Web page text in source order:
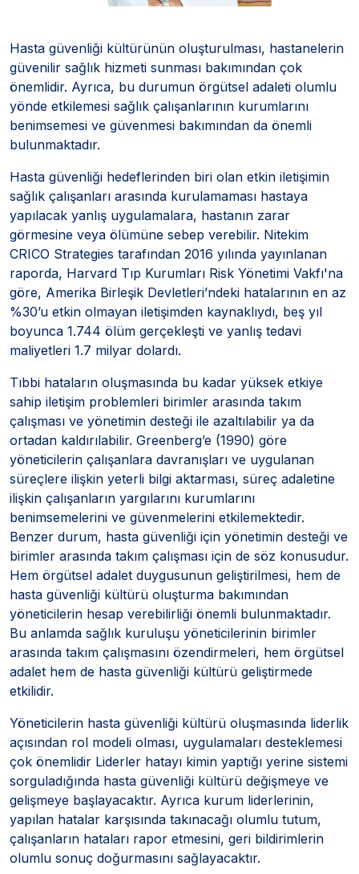
Hasta güvenliği kültürünün oluşturulması, hastanelerin
güvenilir sağlık hizmeti sunması bakımından çok
önemlidir. Ayrıca, bu durumun örgütsel adaleti olumlu
yönde etkilemesi sağlık çalışanlarının kurumlarını
benimsemesi ve güvenmesi bakımından da önemli
bulunmaktadır.
Hasta güvenliği hedeflerinden biri olan etkin iletişimin
sağlık çalışanları arasında kurulamaması hastaya
yapılacak yanlış uygulamalara, hastanın zarar
görmesine veya ölümüne sebep verebilir. Nitekim
CRICO Strategies tarafından 2016 yılında yayınlanan
raporda, Harvard Tıp Kurumları Risk Yönetimi Vakfı'na
göre, Amerika Birleşik Devletleri’ndeki hatalarının en az
%30’u etkin olmayan iletişimden kaynaklıydı, beş yıl
boyunca 1.744 ölüm gerçekleşti ve yanlış tedavi
maliyetleri 1.7 milyar dolardı.
Tıbbi hataların oluşmasında bu kadar yüksek etkiye
sahip iletişim problemleri birimler arasında takım
çalışması ve yönetimin desteği ile azaltılabilir ya da
ortadan kaldırılabilir. Greenberg’e (1990) göre
yöneticilerin çalışanlara davranışları ve uygulanan
süreçlere ilişkin yeterli bilgi aktarması, süreç adaletine
ilişkin çalışanların yargılarını kurumlarını
benimsemelerini ve güvenmelerini etkilemektedir.
Benzer durum, hasta güvenliği için yönetimin desteği ve
birimler arasında takım çalışması için de söz konusudur.
Hem örgütsel adalet duygusunun geliştirilmesi, hem de
hasta güvenliği kültürü oluşturma bakımından
yöneticilerin hesap verebilirliği önemli bulunmaktadır.
Bu anlamda sağlık kuruluşu yöneticilerinin birimler
arasında takım çalışmasını özendirmeleri, hem örgütsel
adalet hem de hasta güvenliği kültürü geliştirmede
etkilidir.
Yöneticilerin hasta güvenliği kültürü oluşmasında liderlik
açısından rol modeli olması, uygulamaları desteklemesi
çok önemlidir Liderler hatayı kimin yaptığı yerine sistemi
sorguladığında hasta güvenliği kültürü değişmeye ve
gelişmeye başlayacaktır. Ayrıca kurum liderlerinin,
yapılan hatalar karşısında takınacağı olumlu tutum,
çalışanların hataları rapor etmesini, geri bildirimlerin
olumlu sonuç doğurmasını sağlayacaktır.